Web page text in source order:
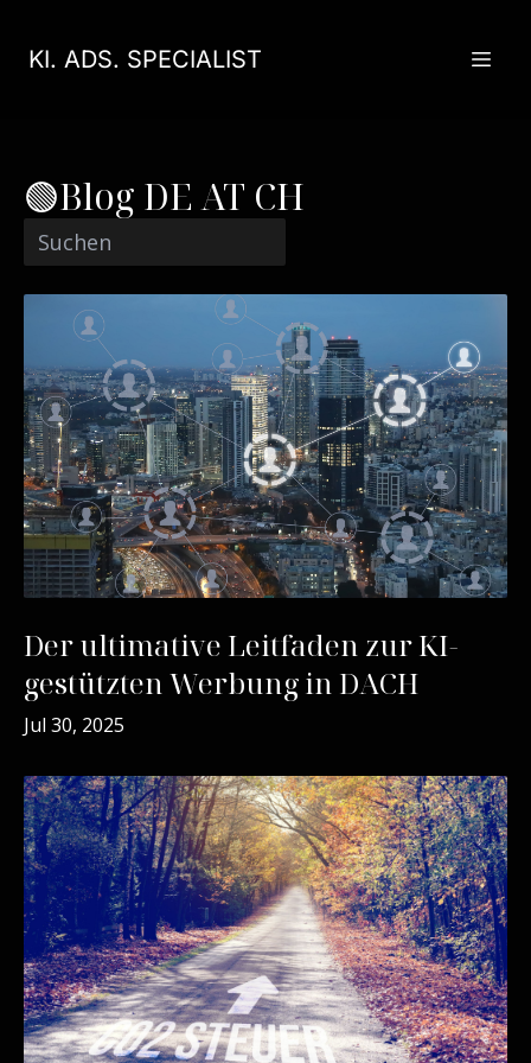
KI. ADS. SPECIALIST
🟢Blog DE AT CH
Der ultimative Leitfaden zur KI-
gestützten Werbung in DACH
Jul 30, 2025